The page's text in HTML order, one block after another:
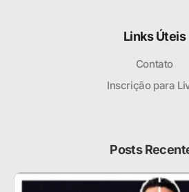
Links Úteis
Contato
Inscrição para
Posts